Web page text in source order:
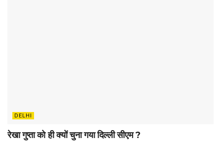
DELHI
रेखा गुप्ता को ही क्यों चुना गया दिल्ली सीएम ?